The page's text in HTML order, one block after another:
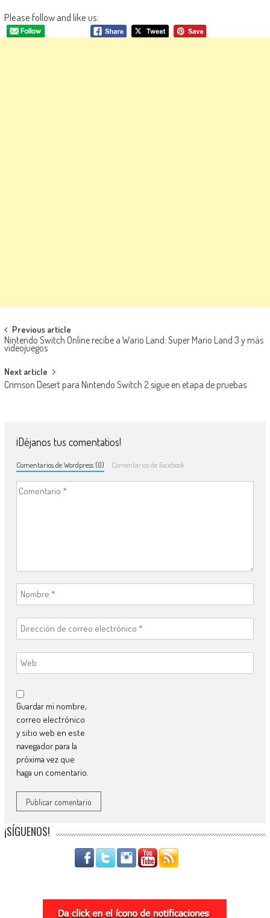
Please follow and like us:
Navegación de entradas
Previous article
Nintendo Switch Online recibe a Wario Land: Super Mario Land 3 y más
videojuegos
Next article
Crimson Desert para Nintendo Switch 2 sigue en etapa de pruebas
¡Déjanos tus comentatios!
Comentarios de Wordpress (0) Comentarios de Facebook
Guardar mi nombre,
correo electrónico
y sitio web en este
navegador para la
próxima vez que
haga un comentario.
¡SÍGUENOS!